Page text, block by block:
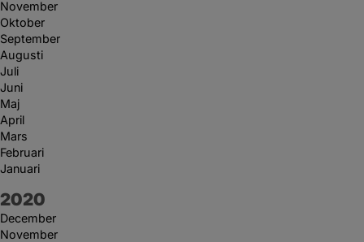
November
Oktober
September
Augusti
Juli
Juni
Maj
April
Mars
Februari
Januari
År:
2020
December
November